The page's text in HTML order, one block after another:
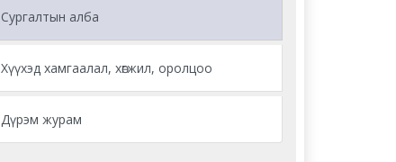
Сургалтын алба
Хүүхэд хамгаалал, хөгжил, оролцоо
Дүрэм журам